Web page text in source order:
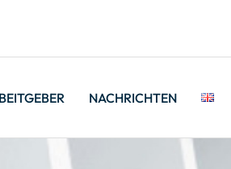
NACHRICHTEN